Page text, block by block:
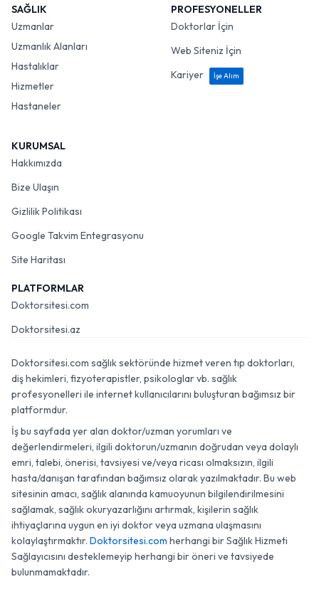
SAĞLIK
Uzmanlar
Uzmanlık Alanları
Hastalıklar
Hizmetler
Hastaneler
PROFESYONELLER
Doktorlar İçin
Web Siteniz İçin
Kariyer
İşe Alım
KURUMSAL
Hakkımızda
Bize Ulaşın
Gizlilik Politikası
Google Takvim Entegrasyonu
Site Haritası
PLATFORMLAR
Doktorsitesi.com
Doktorsitesi.az
Doktorsitesi.com sağlık sektöründe hizmet veren tıp doktorları,
diş hekimleri, fizyoterapistler, psikologlar vb. sağlık
profesyonelleri ile internet kullanıcılarını buluşturan bağımsız bir
platformdur.
İş bu sayfada yer alan doktor/uzman yorumları ve
değerlendirmeleri, ilgili doktorun/uzmanın doğrudan veya dolaylı
emri, talebi, önerisi, tavsiyesi ve/veya ricası olmaksızın, ilgili
hasta/danışan tarafından bağımsız olarak yazılmaktadır. Bu web
sitesinin amacı, sağlık alanında kamuoyunun bilgilendirilmesini
sağlamak, sağlık okuryazarlığını artırmak, kişilerin sağlık
ihtiyaçlarına uygun en iyi doktor veya uzmana ulaşmasını
kolaylaştırmaktır. Doktorsitesi.com herhangi bir Sağlık Hizmeti
Sağlayıcısını desteklemeyip herhangi bir öneri ve tavsiyede
bulunmamaktadır.